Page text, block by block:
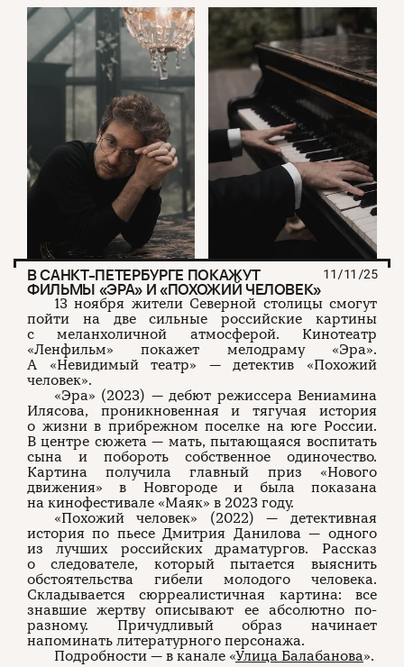
В САНКТ-ПЕТЕРБУРГЕ ПОКАЖУТ
ФИЛЬМЫ «ЭРА» И «ПОХОЖИЙ ЧЕЛОВЕК»
11/11/25
13 ноября жители Северной столицы смогут
пойти на две сильные российские картины
с меланхоличной атмосферой. Кинотеатр
«Ленфильм» покажет мелодраму «Эра».
А «Невидимый театр» — детектив «Похожий
человек».
«Эра» (2023) — дебют режиссера Вениамина
Илясова, проникновенная и тягучая история
о жизни в прибрежном поселке на юге России.
В центре сюжета — мать, пытающаяся воспитать
сына и побороть собственное одиночество.
Картина получила главный приз «Нового
движения» в Новгороде и была показана
на кинофестивале «Маяк» в 2023 году.
«Похожий человек» (2022) — детективная
история по пьесе Дмитрия Данилова — одного
из лучших российских драматургов. Рассказ
о следователе, который пытается выяснить
обстоятельства гибели молодого человека.
Складывается сюрреалистичная картина: все
знавшие жертву описывают ее абсолютно по-
разному. Причудливый образ начинает
напоминать литературного персонажа.
Подробности — в канале «Улица Балабанова».